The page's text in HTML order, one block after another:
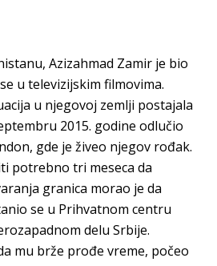
Azizahmad Zamir je bio
u televizijskim filmovima.
u njegovoj zemlji postajala
2015. godine odlučio
gde je živeo njegov rođak.
potrebno tri meseca da
granica morao je da
se u Prihvatnom centru
delu Srbije.
mu brže prođe vreme, počeo